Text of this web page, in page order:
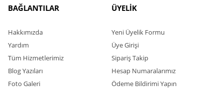
BAĞLANTILAR
Hakkımızda
Yardım
Tüm Hizmetlerimiz
Blog Yazıları
Foto Galeri
ÜYELİK
Yeni Üyelik Formu
Üye Girişi
Sipariş Takip
Hesap Numaralarımız
Ödeme Bildirimi Yapın